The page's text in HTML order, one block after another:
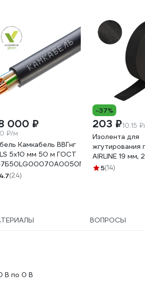
000 ₽
₽/м
Камкабель ВВГнг
5x10 мм 50 м ГОСТ
4.7(24)
-37%
203 ₽10.15
Изолента для
жгутирования
AIRLINE 19 мм,
термостойкая,
5(14)
ВОПРОСЫ
В по 0 В